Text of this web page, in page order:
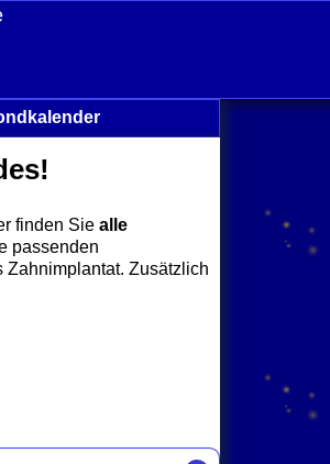
finden Sie alle
passenden
Zahnimplantat. Zusätzlich